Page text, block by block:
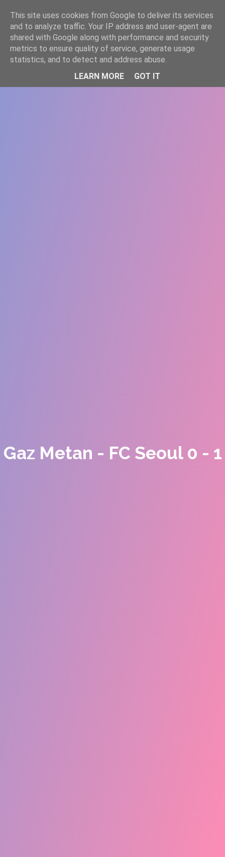
WWW.GAZISTI.RO
Gaz Metan - FC Seoul 0 - 1
This site uses cookies from Google to deliver its services
and to analyze traffic. Your IP address and user-agent are
shared with Google along with performance and security
metrics to ensure quality of service, generate usage
statistics, and to detect and address abuse.
LEARN MORE
GOT IT